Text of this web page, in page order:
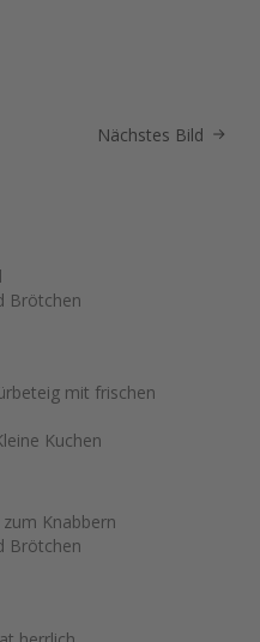
Nächstes Bild
Brötchen
mit frischen
Kuchen
Knabbern
Brötchen